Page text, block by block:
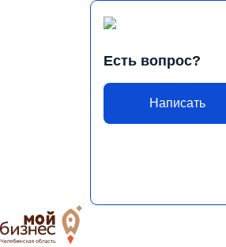
Есть вопрос?
Написать